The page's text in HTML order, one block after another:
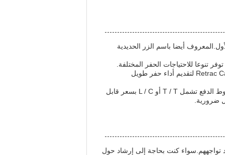
أيضا باسم الزر الحديدية
تنوعا للاحتياجات الحفر المختلفة.
سواء كنت تعمل في عملية تعدين واسعة النطاق، أو موقع بناء، أو مشروع حفر الأنفاق، تم تصميم Retrac Carbide Tungsten Drill Bit لتقديم أداء حفر طويل
بالنسبة للمشتريات، الحد الأدنى لكمية الطلب هو قطعة واحدة، مع خيارات تعبئة من صندوق الكرتون أو صندوق خشبي.و شروط الدفع تشمل T / T أو L / C بسعر قابل
تواجههم.سواء كنت بحاجة إلى إرشاد حول